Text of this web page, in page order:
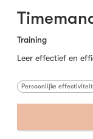
Training
Leer effectief en
Persoonlijke effectiviteit